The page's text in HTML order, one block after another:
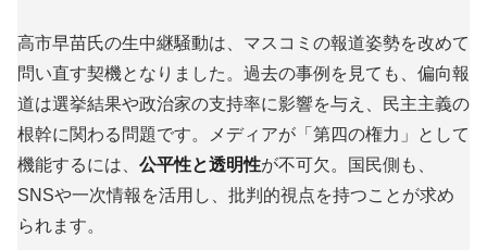
高市早苗氏の生中継騒動は、マスコミの報道姿勢を改めて
問い直す契機となりました。過去の事例を見ても、偏向報
道は選挙結果や政治家の支持率に影響を与え、民主主義の
根幹に関わる問題です。メディアが「第四の権力」として
機能するには、 公平性と透明性が不可欠。国民側も、
SNSや一次情報を活用し、批判的視点を持つことが求め
られます。